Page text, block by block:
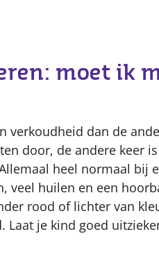
moet ik
verkoudheid dan de
door, de andere keer
heel normaal bij
veel huilen en een
rood of lichter van
Laat je kind goed